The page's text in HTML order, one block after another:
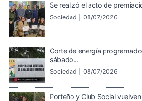
Se realizó el acto de
Sociedad | 08/07/2026
Corte de energía
sábado...
Sociedad | 08/07/2026
Porteño y Club Social vuelven